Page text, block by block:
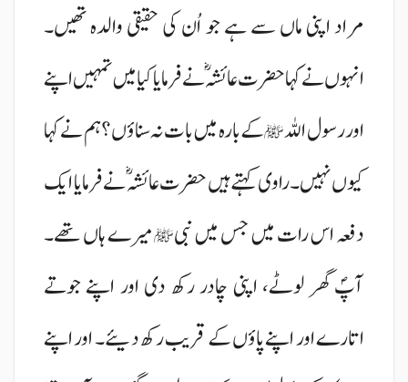
مراد اپنی ماں سے ہے جو اُن کی حقیقی والدہ تھیں۔
انہوں نے کہا حضرت عائشہؓ نے فرمایا کیا میں تمہیں اپنے
اور رسول اللہﷺکے بارہ میں بات نہ سناؤں؟ ہم نے کہا
کیوں نہیں۔ راوی کہتے ہیں حضرت عائشہؓ نے فرمایا ایک
دفعہ اس رات میں جس میں نبیﷺمیرے ہاں تھے۔
آپؐ گھر لوٹے، اپنی چادر رکھ دی اور اپنے جوتے
اتارے اور اپنے پاؤں کے قریب رکھ دیئے۔ اور اپنے